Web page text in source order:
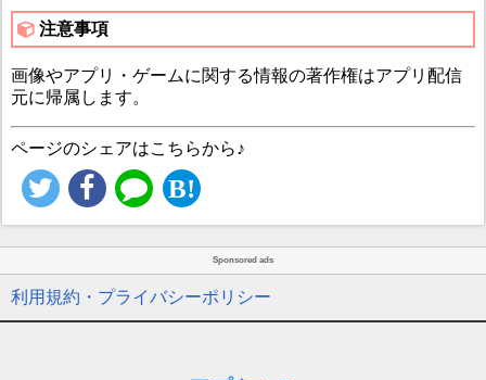
注意事項
画像やアプリ・ゲームに関する情報の著作権はアプリ配信
元に帰属します。
ページのシェアはこちらから♪
Sponsored ads
利用規約・プライバシーポリシー